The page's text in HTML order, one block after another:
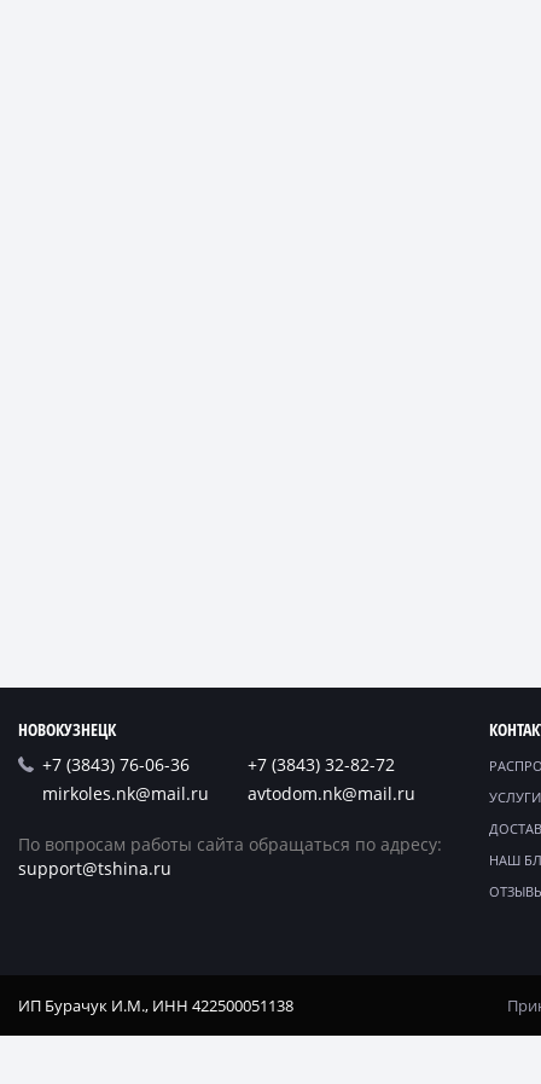
НОВОКУЗНЕЦК
+7 (3843) 76-06-36
+7 (3843) 32-82-72
mirkoles.nk@mail.ru
avtodom.nk@mail.ru
По вопросам работы сайта обращаться по адресу:
support@tshina.ru
НАШ
ИП Бурачук И.М., ИНН 422500051138